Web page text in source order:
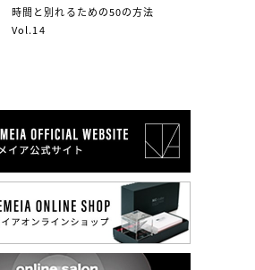
時間と別れるための50の方法
Vol.14